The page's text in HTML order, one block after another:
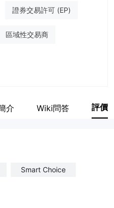
證券交易許可 (EP)
區域性交易商
介 Wiki問答 評價
Smart Choice